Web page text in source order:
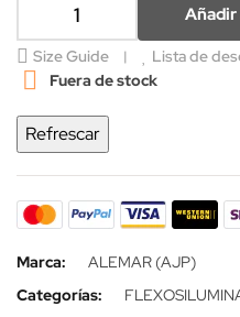
Añadir
Size Guide Lista de
 Fuera de stock
Marca:
ALEMAR (AJP)
Categorías:
FLEXOS